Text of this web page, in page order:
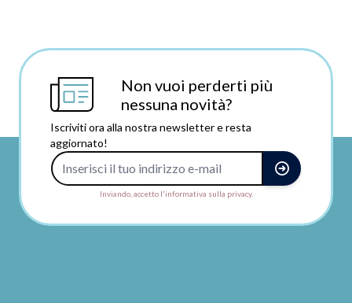
Non vuoi perderti più
nessuna novità?
Iscriviti ora alla nostra newsletter e resta
aggiornato!
Inviando, accetto l'informativa sulla privacy.